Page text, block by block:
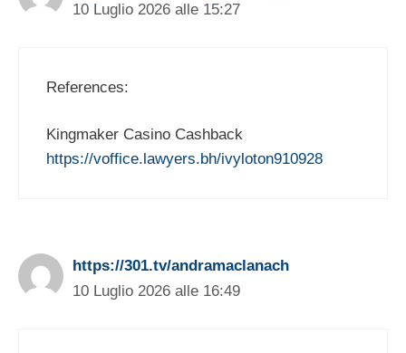
10 Luglio 2026 alle 15:27
References:
Kingmaker Casino Cashback
https://voffice.lawyers.bh/ivyloton910928
https://301.tv/andramaclanach
10 Luglio 2026 alle 16:49